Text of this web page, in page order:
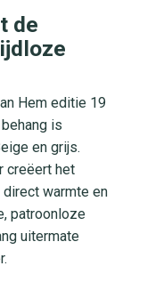
de
Hem editie 19
is
en grijs.
creëert het
warmte en
patroonloze
uitermate